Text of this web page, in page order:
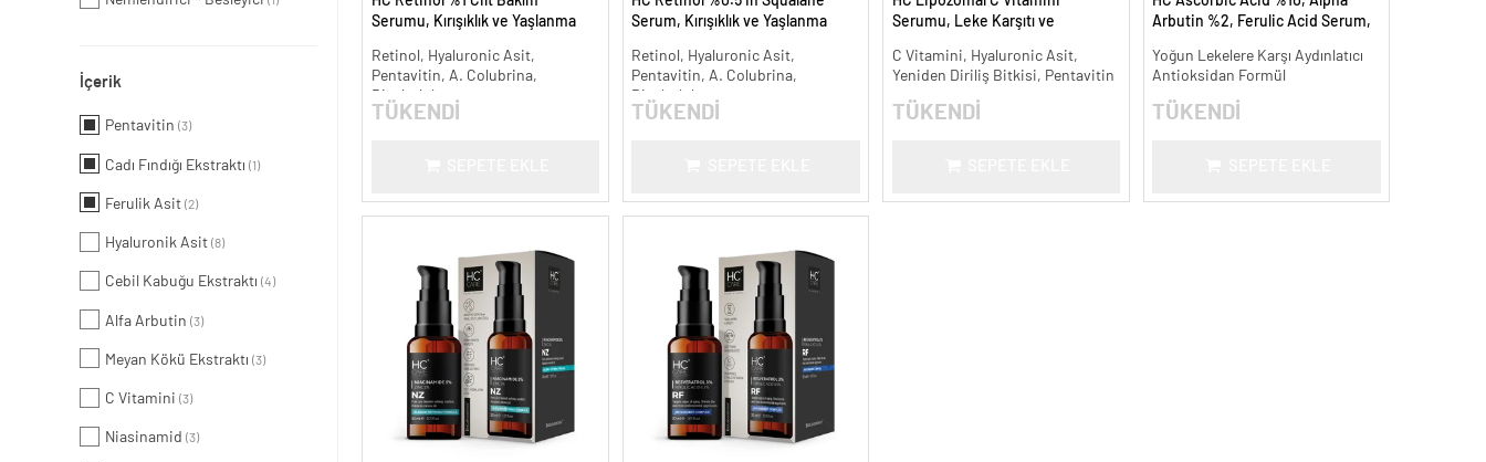
İçerik
Pentavitin (3)
Cadı Fındığı Ekstraktı (1)
Ferulik Asit (2)
Hyaluronik Asit (8)
Cebil Kabuğu Ekstraktı (4)
Alfa Arbutin (3)
Meyan Kökü Ekstraktı (3)
C Vitamini (3)
Niasinamid (3)
Serumu, Kırışıklık ve Yaşlanma
Retinol, Hyaluronic Asit,
Pentavitin, A. Colubrina,
Bisabolol
TÜKENDİ
Serum, Kırışıklık ve Yaşlanma
Retinol, Hyaluronic Asit,
Pentavitin, A. Colubrina,
Bisabolol
TÜKENDİ
Serumu, Leke Karşıtı ve
C Vitamini, Hyaluronic Asit,
Yeniden Diriliş Bitkisi, Pentavitin
TÜKENDİ
Arbutin %2, Ferulic Acid Serum,
ml.
Yoğun Lekelere Karşı Aydınlatıcı
Antioksidan Formül
TÜKENDİ